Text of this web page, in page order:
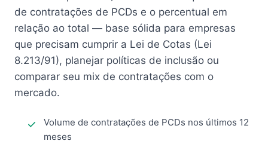
de contratações de PCDs e o percentual em
relação ao total — base sólida para empresas
que precisam cumprir a Lei de Cotas (Lei
8.213/91), planejar políticas de inclusão ou
comparar seu mix de contratações com o
mercado.
Volume de contratações de PCDs nos últimos 12
meses